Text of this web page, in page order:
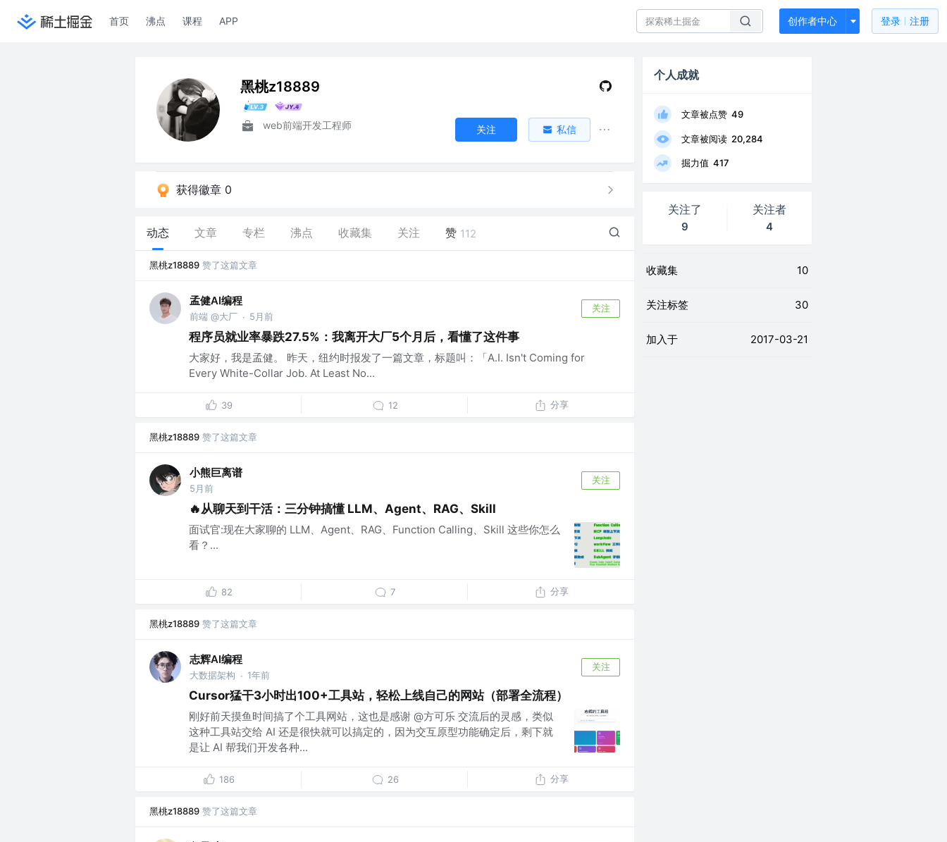
首页 沸点 课程 APP 创作者中心 登录 注册
黑桃z18889
web前端开发工程师 关注 私信
获得徽章 0
动态 文章 专栏 沸点 收藏集 关注 赞 112
黑桃z18889 赞了这篇文章
孟健AI编程
前端 @大厂 · 5月前
关注
程序员就业率暴跌27.5%：我离开大厂5个月后，看懂了这件事
大家好，我是孟健。 昨天，纽约时报发了一篇文章，标题叫：「A.I. Isn't Coming for
Every White-Collar Job. At Least No...
39 12 分享
黑桃z18889 赞了这篇文章
小熊巨离谱
5月前
关注
🔥从聊天到干活：三分钟搞懂 LLM、Agent、RAG、Skill
面试官:现在大家聊的 LLM、Agent、RAG、Function Calling、Skill 这些你怎么
看？...
82 7 分享
黑桃z18889 赞了这篇文章
志辉AI编程
大数据架构 · 1年前
关注
Cursor猛干3小时出100+工具站，轻松上线自己的网站（部署全流程）
刚好前天摸鱼时间搞了个工具网站，这也是感谢 @方可乐 交流后的灵感，类似
这种工具站交给 AI 还是很快就可以搞定的，因为交互原型功能确定后，剩下就
是让 AI 帮我们开发各种...
186 26 分享
黑桃z18889 赞了这篇文章
个人成就
文章被点赞 49
文章被阅读 20,284
掘力值 417
关注了
9
关注者
4
收藏集 10
关注标签 30
加入于 2017-03-21